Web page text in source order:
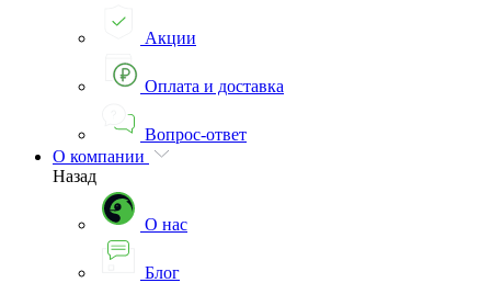
Акции
Оплата и доставка
Вопрос-ответ
О компании
Назад
О нас
Блог